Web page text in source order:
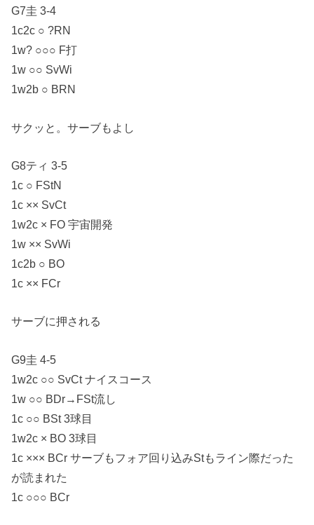
G7圭 3-4
1c2c ○ ?RN
1w? ○○○ F打
1w ○○ SvWi
1w2b ○ BRN
サクッと。サーブもよし
G8ティ 3-5
1c ○ FStN
1c ×× SvCt
1w2c × FO 宇宙開発
1w ×× SvWi
1c2b ○ BO
1c ×× FCr
サーブに押される
G9圭 4-5
1w2c ○○ SvCt ナイスコース
1w ○○ BDr→FSt流し
1c ○○ BSt 3球目
1w2c × BO 3球目
1c ××× BCr サーブもフォア回り込みStもライン際だった
が読まれた
1c ○○○ BCr